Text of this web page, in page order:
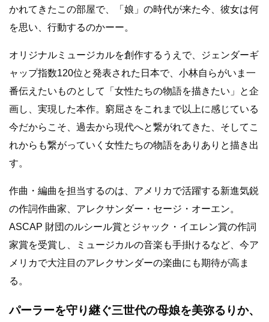
かれてきたこの部屋で、「娘」の時代が来た今、彼女は何
を思い、行動するのかーー。
オリジナルミュージカルを創作するうえで、ジェンダーギ
ャップ指数120位と発表された日本で、小林自らがいま一
番伝えたいものとして「女性たちの物語を描きたい」と企
画し、実現した本作。窮屈さをこれまで以上に感じている
今だからこそ、過去から現代へと繋がれてきた、そしてこ
れからも繋がっていく女性たちの物語をありありと描き出
す。
作曲・編曲を担当するのは、アメリカで活躍する新進気鋭
の作詞作曲家、アレクサンダー・セージ・オーエン。
ASCAP 財団のルシール賞とジャック・イエレン賞の作詞
家賞を受賞し、ミュージカルの音楽も手掛けるなど、今ア
メリカで大注目のアレクサンダーの楽曲にも期待が高ま
る。
パーラーを守り継ぐ三世代の母娘を美弥るりか、